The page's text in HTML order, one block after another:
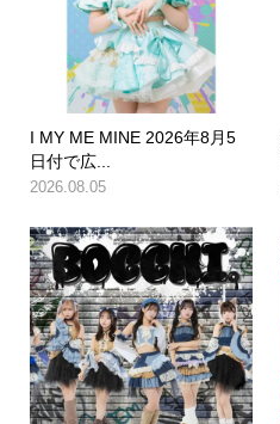
I MY ME MINE 2026年8月5
日付で広...
2026.08.05